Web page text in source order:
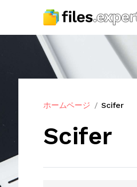
ホームページ Scifer
Scifer